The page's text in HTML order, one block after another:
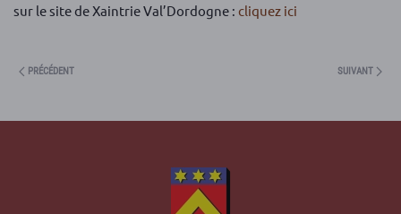
sur le site de Xaintrie Val’Dordogne : cliquez ici
PRÉCÉDENT SUIVANT